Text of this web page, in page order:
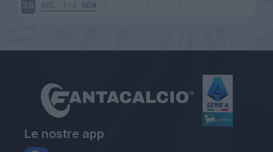
38 BOL 1-3 GEN
Le nostre app